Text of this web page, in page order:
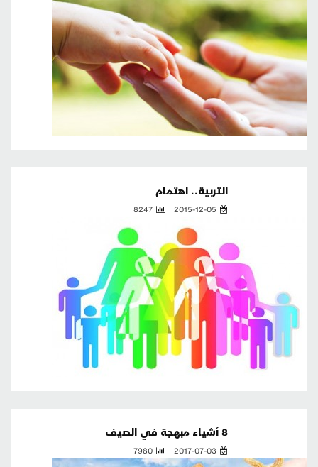
التربية.. اهتمام
2015-12-05
8247
8 أشياء مبهجة في الصيف
2017-07-03
7980